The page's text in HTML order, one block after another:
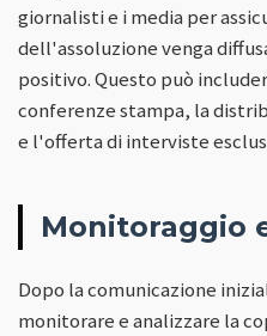
giornalisti e i media per
dell'assoluzione venga
positivo. Questo può
conferenze stampa, la
e l'offerta di interviste
Monitoraggio
Dopo la comunicazione
monitorare e analizzare la